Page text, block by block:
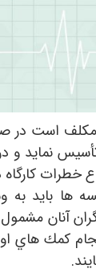
مكلف
نمايد و
خطرات
بايد به
آنان